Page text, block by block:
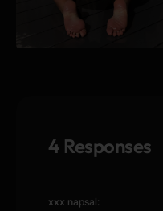
4 Responses
xxx napsal: